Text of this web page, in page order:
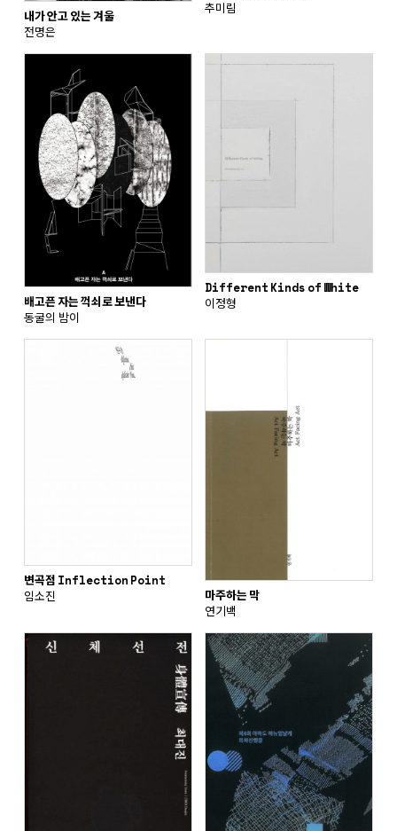
내가 안고 있는 겨울
전명은
추미림
배고픈 자는 꺽쇠로 보낸다
동굴의 밤이
Different Kinds of White
이정형
변곡점 Inflection Point
임소진
마주하는 막
연기백